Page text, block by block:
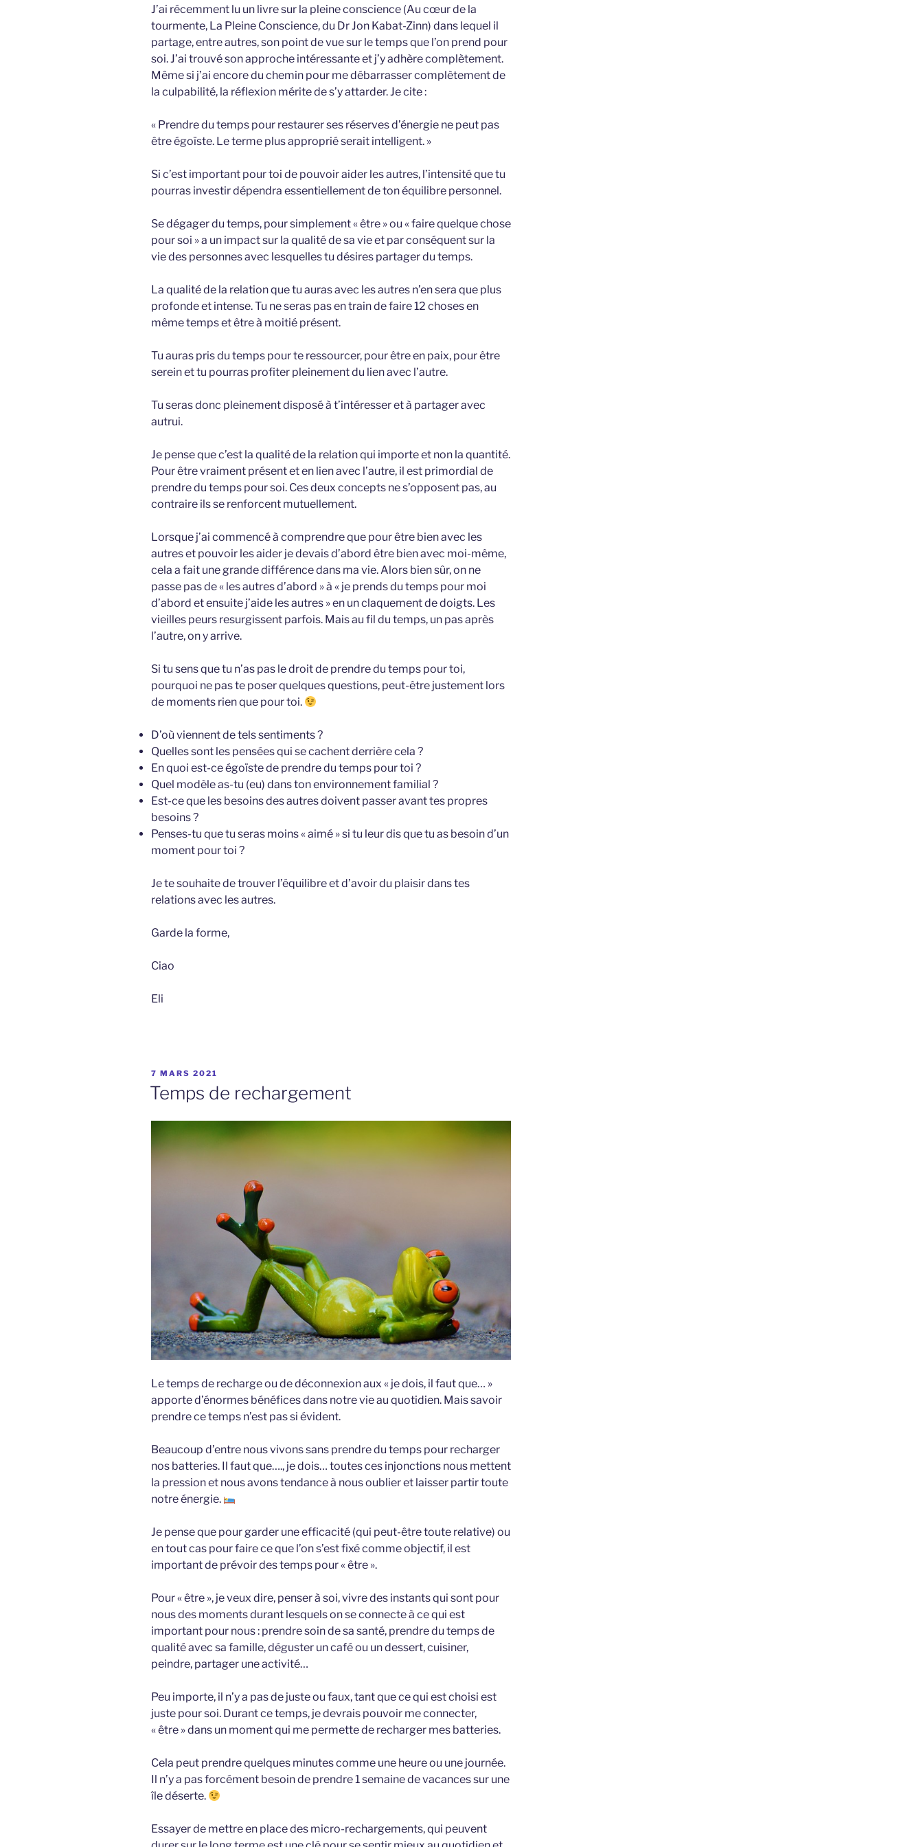
J’ai récemment lu un livre sur la pleine conscience (Au cœur de la
tourmente, La Pleine Conscience, du Dr Jon Kabat-Zinn) dans lequel il
partage, entre autres, son point de vue sur le temps que l’on prend pour
soi. J’ai trouvé son approche intéressante et j’y adhère complètement.
Même si j’ai encore du chemin pour me débarrasser complètement de
la culpabilité, la réflexion mérite de s’y attarder. Je cite :
« Prendre du temps pour restaurer ses réserves d’énergie ne peut pas
être égoïste. Le terme plus approprié serait intelligent. »
Si c’est important pour toi de pouvoir aider les autres, l’intensité que tu
pourras investir dépendra essentiellement de ton équilibre personnel.
Se dégager du temps, pour simplement « être » ou « faire quelque chose
pour soi » a un impact sur la qualité de sa vie et par conséquent sur la
vie des personnes avec lesquelles tu désires partager du temps.
La qualité de la relation que tu auras avec les autres n’en sera que plus
profonde et intense. Tu ne seras pas en train de faire 12 choses en
même temps et être à moitié présent.
Tu auras pris du temps pour te ressourcer, pour être en paix, pour être
serein et tu pourras profiter pleinement du lien avec l’autre.
Tu seras donc pleinement disposé à t’intéresser et à partager avec
autrui.
Je pense que c’est la qualité de la relation qui importe et non la quantité.
Pour être vraiment présent et en lien avec l’autre, il est primordial de
prendre du temps pour soi. Ces deux concepts ne s’opposent pas, au
contraire ils se renforcent mutuellement.
Lorsque j’ai commencé à comprendre que pour être bien avec les
autres et pouvoir les aider je devais d’abord être bien avec moi-même,
cela a fait une grande différence dans ma vie. Alors bien sûr, on ne
passe pas de « les autres d’abord » à « je prends du temps pour moi
d’abord et ensuite j’aide les autres » en un claquement de doigts. Les
vieilles peurs resurgissent parfois. Mais au fil du temps, un pas après
l’autre, on y arrive.
Si tu sens que tu n’as pas le droit de prendre du temps pour toi,
pourquoi ne pas te poser quelques questions, peut-être justement lors
de moments rien que pour toi.
D’où viennent de tels sentiments ?
Quelles sont les pensées qui se cachent derrière cela ?
En quoi est-ce égoïste de prendre du temps pour toi ?
Quel modèle as-tu (eu) dans ton environnement familial ?
Est-ce que les besoins des autres doivent passer avant tes propres
besoins ?
Penses-tu que tu seras moins « aimé » si tu leur dis que tu as besoin d’un
moment pour toi ?
Je te souhaite de trouver l’équilibre et d’avoir du plaisir dans tes
relations avec les autres.
Garde la forme,
Ciao
Eli
PUBLIÉ
LE
7 MARS 2021
Temps de rechargement
Le temps de recharge ou de déconnexion aux « je dois, il faut que… »
apporte d’énormes bénéfices dans notre vie au quotidien. Mais savoir
prendre ce temps n’est pas si évident.
Beaucoup d’entre nous vivons sans prendre du temps pour recharger
nos batteries. Il faut que…., je dois… toutes ces injonctions nous mettent
la pression et nous avons tendance à nous oublier et laisser partir toute
notre énergie.
Je pense que pour garder une efficacité (qui peut-être toute relative) ou
en tout cas pour faire ce que l’on s’est fixé comme objectif, il est
important de prévoir des temps pour « être ».
Pour « être », je veux dire, penser à soi, vivre des instants qui sont pour
nous des moments durant lesquels on se connecte à ce qui est
important pour nous : prendre soin de sa santé, prendre du temps de
qualité avec sa famille, déguster un café ou un dessert, cuisiner,
peindre, partager une activité…
Peu importe, il n’y a pas de juste ou faux, tant que ce qui est choisi est
juste pour soi. Durant ce temps, je devrais pouvoir me connecter,
« être » dans un moment qui me permette de recharger mes batteries.
Cela peut prendre quelques minutes comme une heure ou une journée.
Il n’y a pas forcément besoin de prendre 1 semaine de vacances sur une
île déserte.
Essayer de mettre en place des micro-rechargements, qui peuvent